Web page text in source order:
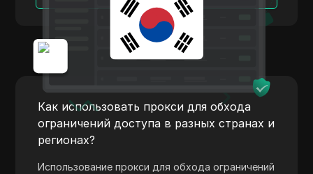
Media.net
Medium
Mercari
Neteller
Netflix
Норвегия
Словакия
Словения
Испания
Как использовать прокси для обхода
ограничений доступа в разных странах и
регионах?
Использование прокси для обхода ограничений